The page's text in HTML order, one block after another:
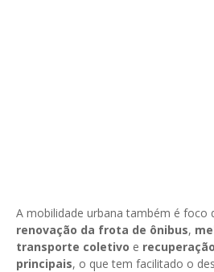
A mobilidade urbana também é foco
renovação da frota de ônibus,
transporte coletivo e
principais, o que tem facilitado o